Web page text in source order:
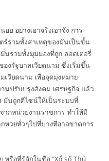
ย อย่างเอาจริงเอาจัง การ
ร์รวมทั้งสาเหตุของมันเป็นขั้น
นรวมทั้งมุมมองที่ถูก ลอตเตอรี่
งรัฐบาลเวียดนาม ซึ่งเริ่มขึ้น
วียดนาม เพื่อจุดมุ่งหมาย
นปรับปรุงสังคม เศรษฐกิจ แล้ว
มันถูกดีไซน์ให้เป็นระบบที่
ากหน่วยงานราชการ ทำให้มี
หวยทั่วๆไปที่บางทีอาจขาดการ
รือที่รู้จักในชื่อ “Xổ số Thủ